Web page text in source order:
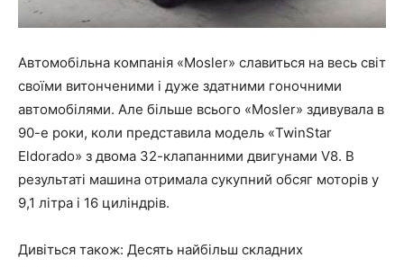
Автомобільна компанія «Mosler» славиться на весь світ
своїми витонченими і дуже здатними гоночними
автомобілями. Але більше всього «Mosler» здивувала в
90-е роки, коли представила модель «TwinStar
Eldorado» з двома 32-клапанними двигунами V8. В
результаті машина отримала сукупний обсяг моторів у
9,1 літра і 16 циліндрів.
Дивіться також: Десять найбільш складних